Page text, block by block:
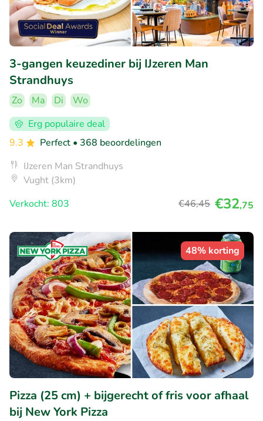
3-gangen keuzediner bij IJzeren Man
Strandhuys
Zo Ma Di
Wo
Erg populaire deal
9.3
Perfect • 368 beoordelingen
IJzeren Man Strandhuys
Vught (3km)
Verkocht: 803
€46,45 €32,75
48% korting
Pizza (25 cm) + bijgerecht of fris voor afhaal
bij New York Pizza